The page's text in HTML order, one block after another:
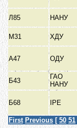
Л85
НАНУ
М31
ХДУ
А47 ОДУ
Б43
ГАО
НАНУ
Б68 ІРЕ
First Previous [ 50 51